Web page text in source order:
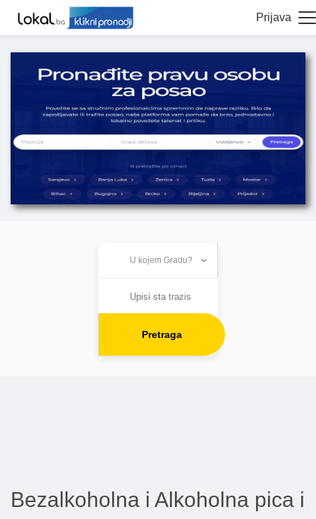
Prijava
Pretraga
Bezalkoholna i Alkoholna pica i